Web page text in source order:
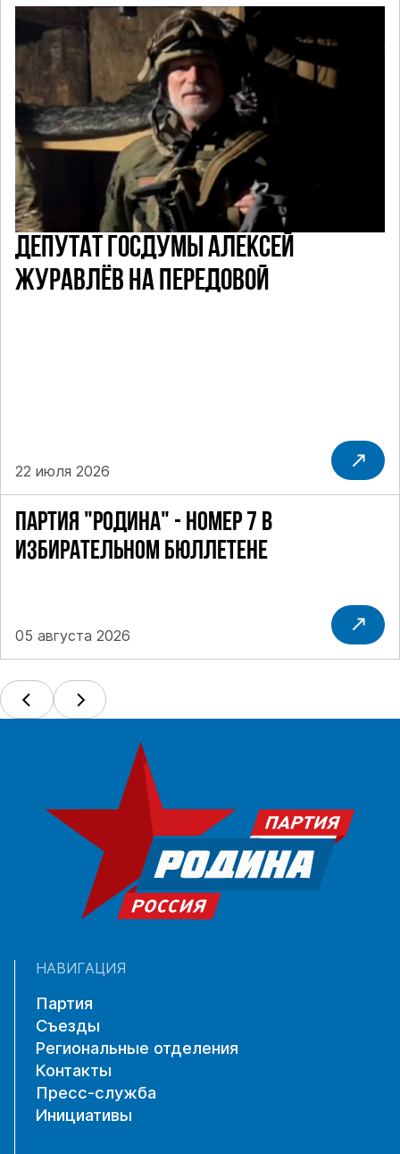
ПАРТИЯ "РОДИНА" - НОМЕР 7 В
ИЗБИРАТЕЛЬНОМ БЮЛЛЕТЕНЕ
05 августа 2026
ДЕПУТАТ ГОСДУМЫ АЛЕКСЕЙ
ЖУРАВЛЁВ НА ПЕРЕДОВОЙ
22 июля 2026
НАВИГАЦИЯ
Партия
Съезды
Региональные отделения
Контакты
Пресс-служба
Инициативы